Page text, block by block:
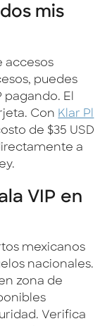
mis
accesos
puedes
pagando. El
Con Klar Pl
de $35 USD
a
VIP en
mexicanos
nacionales.
zona de
Verifica